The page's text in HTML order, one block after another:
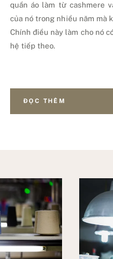
quần áo làm từ cashmere
của nó trong nhiều năm mà
Chính điều này làm cho nó
hệ tiếp theo.
ĐỌC THÊM